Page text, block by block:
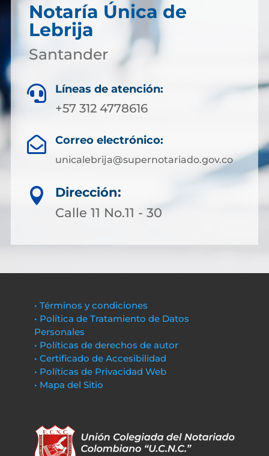
Notaría Única de
Lebrija
Santander
 Líneas de atención:
+57 312 4778616
 Correo electrónico:
unicalebrija@supernotariado.gov.co

Dirección:
Calle 11 No.11 - 30
• Términos y condiciones
• Política de Tratamiento de Datos
Personales
• Políticas de derechos de autor
• Certificado de Accesibilidad
• Políticas de Privacidad Web
• Mapa del Sitio